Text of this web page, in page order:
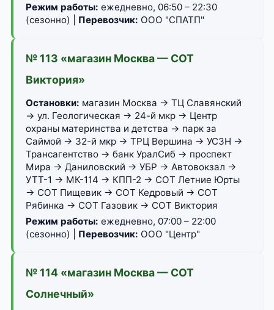
Режим работы: ежедневно, 06:50 – 22:30
(сезонно) | Перевозчик: ООО "СПАТП"
№ 113 «магазин Москва — СОТ
Виктория»
Остановки: магазин Москва → ТЦ Славянский
→ ул. Геологическая → 24-й мкр → Центр
охраны материнства и детства → парк за
Саймой → 32-й мкр → ТРЦ Вершина → УСЗН →
Трансагентство → банк УралСиб → проспект
Мира → Даниловский → УБР → Автовокзал →
УТТ-1 → МК-114 → КПП-2 → СОТ Летние Юрты
→ СОТ Пищевик → СОТ Кедровый → СОТ
Рябинка → СОТ Газовик → СОТ Виктория
Режим работы: ежедневно, 07:00 – 22:00
(сезонно) | Перевозчик: ООО "Центр"
№ 114 «магазин Москва — СОТ
Солнечный»